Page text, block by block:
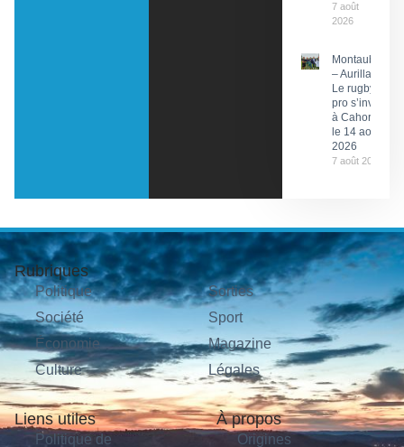
7 août
2026
Montauban
– Aurillac :
Le rugby
pro s’invite
à Cahors
le 14 août
2026
7 août 2026
Rubriques
Politique
Société
Économie
Culture
Sorties
Sport
Magazine
Légales
Liens utiles
Politique de
À propos
Origines